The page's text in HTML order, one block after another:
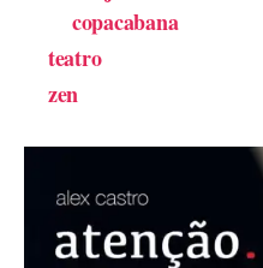
copacabana
teatro
zen